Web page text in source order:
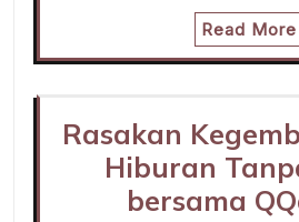
Read More
Rasakan
Hiburan
bersama